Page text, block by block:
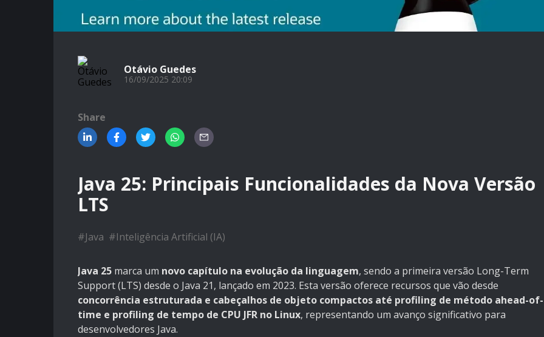
Otávio Guedes
16/09/2025 20:09
Share
Java 25: Principais Funcionalidades da Nova Versão
LTS
#Java #Inteligência Artificial (IA)
Java 25 marca um novo capítulo na evolução da linguagem, sendo a primeira versão Long-Term
Support (LTS) desde o Java 21, lançado em 2023. Esta versão oferece recursos que vão desde
concorrência estruturada e cabeçalhos de objeto compactos até profiling de método ahead-of-
time e profiling de tempo de CPU JFR no Linux, representando um avanço significativo para
desenvolvedores Java.